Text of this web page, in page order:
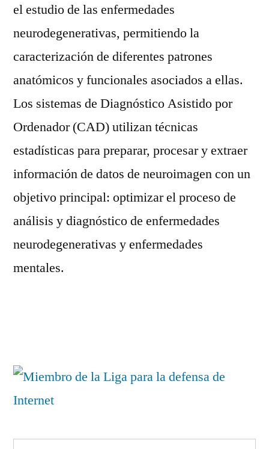
el estudio de las enfermedades
neurodegenerativas, permitiendo la
caracterización de diferentes patrones
anatómicos y funcionales asociados a ellas.
Los sistemas de Diagnóstico Asistido por
Ordenador (CAD) utilizan técnicas
estadísticas para preparar, procesar y extraer
información de datos de neuroimagen con un
objetivo principal: optimizar el proceso de
análisis y diagnóstico de enfermedades
neurodegenerativas y enfermedades
mentales.
un
comentario
en